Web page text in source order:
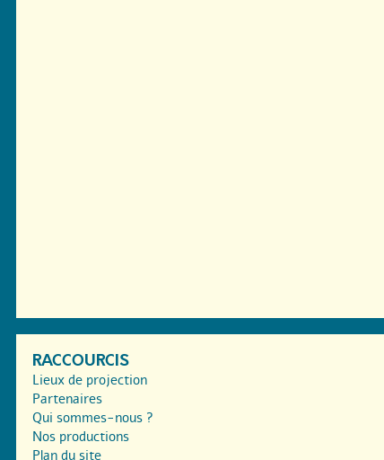
RACCOURCIS
Lieux de projection
Partenaires
Qui sommes-nous ?
Nos productions
Plan du site